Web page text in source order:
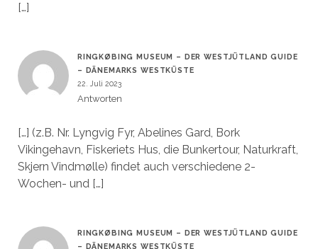
[…]
RINGKØBING MUSEUM – DER WESTJÜTLAND GUIDE
– DÄNEMARKS WESTKÜSTE
22. Juli 2023
Antworten
[…] (z.B. Nr. Lyngvig Fyr, Abelines Gard, Bork
Vikingehavn, Fiskeriets Hus, die Bunkertour, Naturkraft,
Skjern Vindmølle) findet auch verschiedene 2-
Wochen- und […]
RINGKØBING MUSEUM – DER WESTJÜTLAND GUIDE
– DÄNEMARKS WESTKÜSTE